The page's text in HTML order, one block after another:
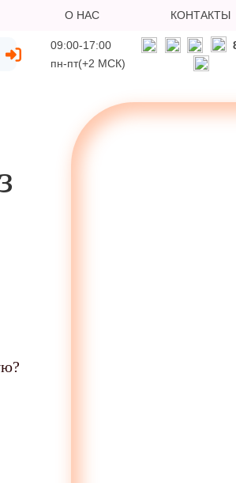
О НАС КОНТАКТЫ
09:00-17:00
пн-пт(+2 МСК)